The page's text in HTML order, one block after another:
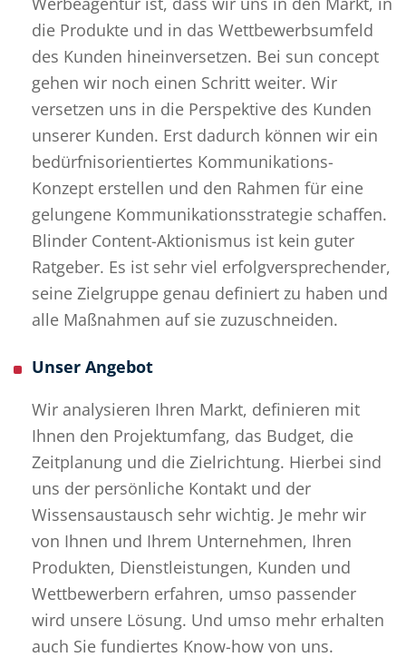
die Produkte und in das Wettbewerbsumfeld
des Kunden hineinversetzen. Bei sun concept
gehen wir noch einen Schritt weiter. Wir
versetzen uns in die Perspektive des Kunden
unserer Kunden. Erst dadurch können wir ein
bedürfnisorientiertes Kommunikations-
Konzept erstellen und den Rahmen für eine
gelungene Kommunikationsstrategie schaffen.
Blinder Content-Aktionismus ist kein guter
Ratgeber. Es ist sehr viel erfolgversprechender,
seine Zielgruppe genau definiert zu haben und
alle Maßnahmen auf sie zuzuschneiden.
Unser Angebot
Wir analysieren Ihren Markt, definieren mit
Ihnen den Projektumfang, das Budget, die
Zeitplanung und die Zielrichtung. Hierbei sind
uns der persönliche Kontakt und der
Wissensaustausch sehr wichtig. Je mehr wir
von Ihnen und Ihrem Unternehmen, Ihren
Produkten, Dienstleistungen, Kunden und
Wettbewerbern erfahren, umso passender
wird unsere Lösung. Und umso mehr erhalten
auch Sie fundiertes Know-how von uns.